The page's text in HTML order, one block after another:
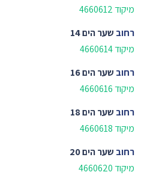
מיקוד 4660612
רחוב שער הים 14
מיקוד 4660614
רחוב שער הים 16
מיקוד 4660616
רחוב שער הים 18
מיקוד 4660618
רחוב שער הים 20
מיקוד 4660620